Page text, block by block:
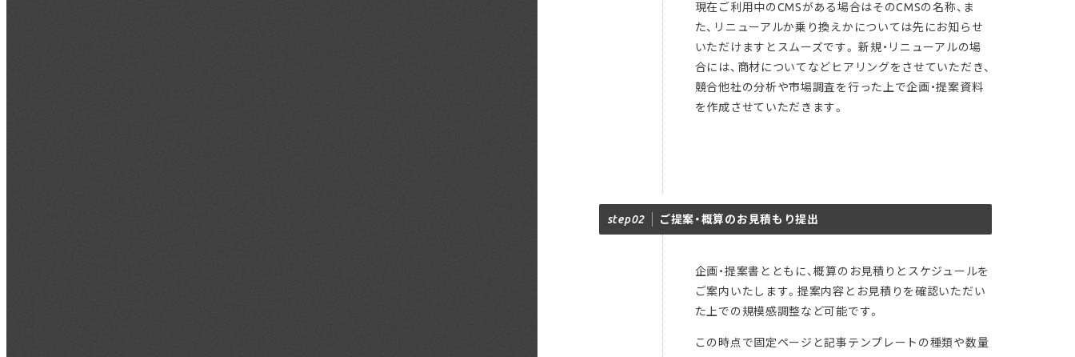
現在ご利用中のCMSがある場合はそのCMSの名称、ま
た、リニューアルか乗り換えかについては先にお知らせ
いただけますとスムーズです。 新規・リニューアルの場
合には、商材についてなどヒアリングをさせていただき、
競合他社の分析や市場調査を行った上で企画・提案資料
を作成させていただきます。
step02 ご提案・概算のお見積もり提出
企画・提案書とともに、概算のお見積りとスケジュールを
ご案内いたします。提案内容とお見積りを確認いただい
た上での規模感調整など可能です。
この時点で固定ページと記事テンプレートの種類や数量